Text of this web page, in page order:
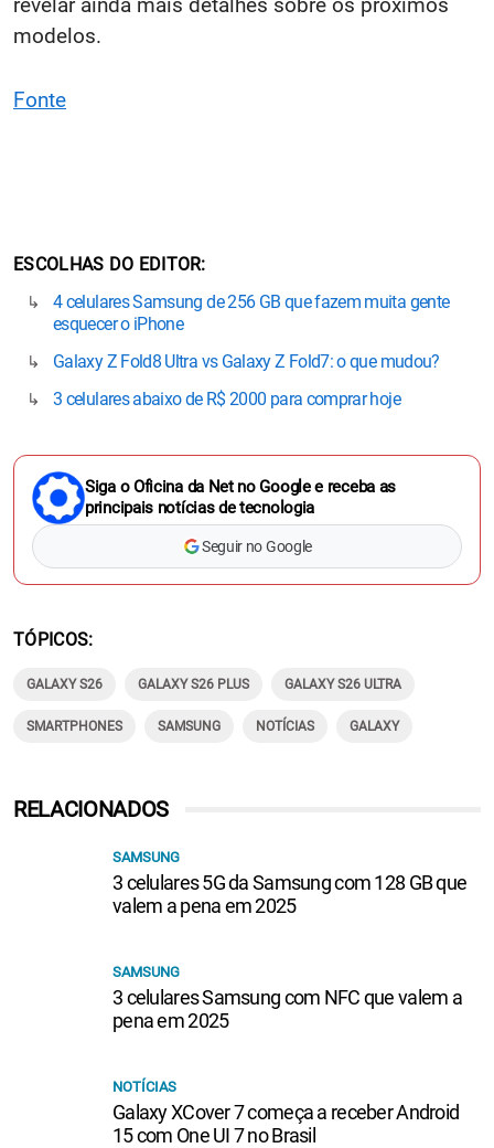
modelos.
Fonte
ESCOLHAS DO EDITOR
4 celulares Samsung de 256 GB que fazem muita gente
esquecer o iPhone
Galaxy Z Fold8 Ultra vs Galaxy Z Fold7: o que mudou?
3 celulares abaixo de R$ 2000 para comprar hoje
Siga o Oficina da Net no Google e receba as
principais notícias de tecnologia
Seguir no Google
TÓPICOS
GALAXY S26 GALAXY S26 PLUS GALAXY S26 ULTRA
SMARTPHONES SAMSUNG NOTÍCIAS GALAXY
RELACIONADOS
SAMSUNG
3 celulares 5G da Samsung com 128 GB que
valem a pena em 2025
SAMSUNG
3 celulares Samsung com NFC que valem a
pena em 2025
NOTÍCIAS
Galaxy XCover 7 começa a receber Android
15 com One UI 7 no Brasil